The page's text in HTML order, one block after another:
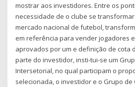
mostrar aos investidores. Entre os
necessidade de o clube se
mercado nacional de futebol,
em referência para vender jogadores
aprovados por um e definição de cota
parte do investidor, insti-tui-se um
Intersetorial, no qual participam o
selecionada, o investidor e o Grupo